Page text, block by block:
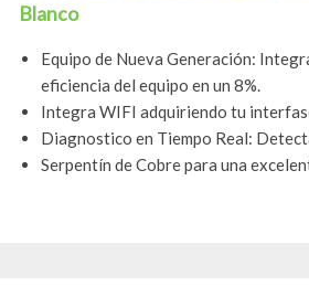
Blanco
Equipo de Nueva Generación:
eficiencia del equipo en un 8%.
Integra WIFI adquiriendo tu
Diagnostico en Tiempo Real:
Serpentín de Cobre para una